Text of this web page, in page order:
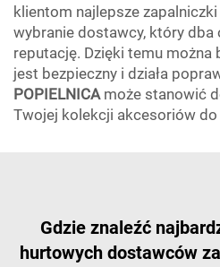
klientom najlepsze
wybranie dostawcy, który dba
reputację. Dzięki temu można
jest bezpieczny i działa
POPIELNICA może stanowić
Twojej kolekcji akcesoriów do
Gdzie znaleźć
hurtowych dostawców